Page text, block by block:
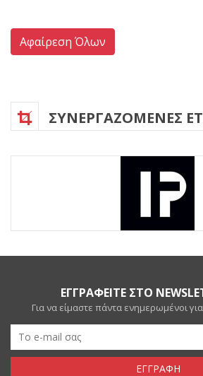
Αφαίρεση Όλων
ΣΥΝΕΡΓΑΖΟΜΕΝΕΣ
ΕΓΓΡΑΦΕΙΤΕ ΣΤΟ
Για να είμαστε πάντα ενημερωμένοι
ΕΓΓΡΑΦΗ